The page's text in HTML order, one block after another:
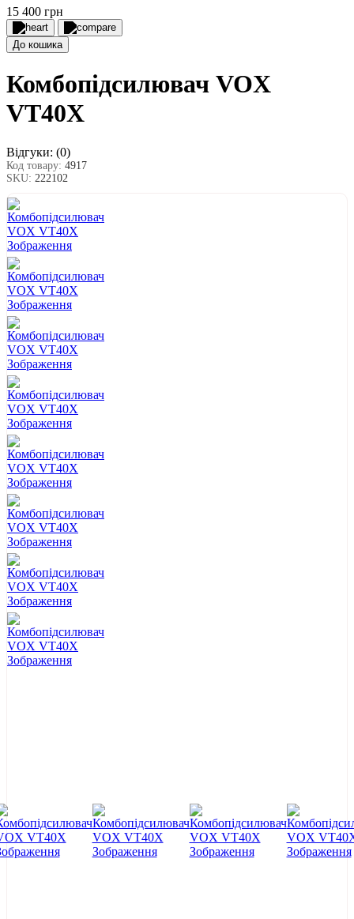
15 400 грн
До кошика
Комбопідсилювач VOX
VT40X
Відгуки: (0)
Код товару: 4917
SKU: 222102